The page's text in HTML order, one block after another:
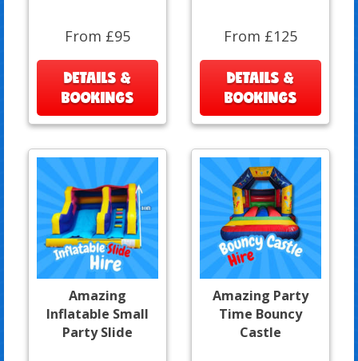
From £95
DETAILS &
BOOKINGS
From £125
DETAILS &
BOOKINGS
Amazing
Inflatable Small
Party Slide
Amazing Party
Time Bouncy
Castle